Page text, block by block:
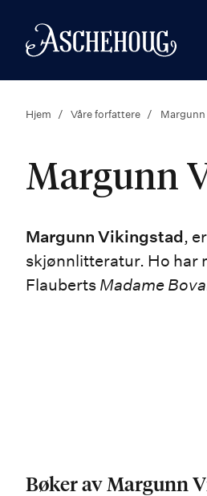
Hjem Våre forfattere
Margunn
Margunn Vikingstad,
skjønnlitteratur. Ho har
Flauberts Madame
Bøker av Margunn